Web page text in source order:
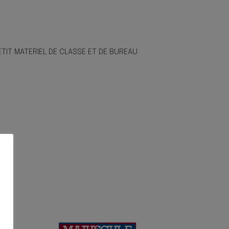
MATERIEL DE CLASSE ET DE BUREAU